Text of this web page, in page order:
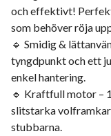
och effektivt!
som behöver röja
🔹 Smidig &
tyngdpunkt och ett
enkel hantering.
🔹 Kraftfull motor –
slitstarka
stubbarna.